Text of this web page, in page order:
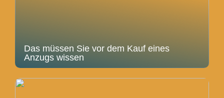
Das müssen Sie vor dem Kauf eines
Anzugs wissen